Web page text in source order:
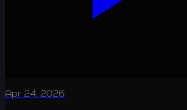
Apr 24, 2026